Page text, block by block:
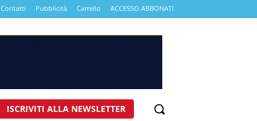
Contatti Pubblicità Carrello ACCESSO ABBONATI
ISCRIVITI ALLA NEWSLETTER